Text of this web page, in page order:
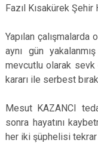
Fazıl Kısakürek
Yapılan
aynı gün
mevcutlu olarak
kararı ile serbest
Mesut KAZANCI
sonra hayatını
her iki şüphelisi tekrar